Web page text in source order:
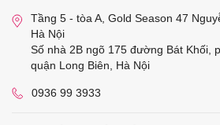
Tầng 5 - tòa A, Gold Season 47
Hà Nội
Số nhà 2B ngõ 175 đường Bát Khối,
quận Long Biên, Hà Nội
0936 99 3933